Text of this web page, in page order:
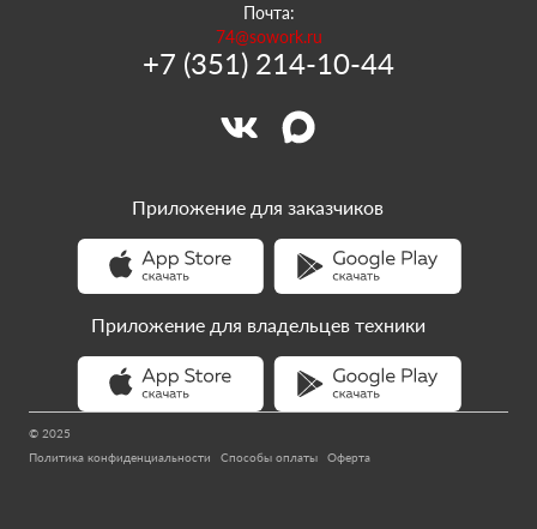
Почта:
74@sowork.ru
+7 (351) 214-10-44
© 2025
Политика конфиденциальности
Способы оплаты Оферта
Приложение для заказчиков
Приложение для владельцев техники